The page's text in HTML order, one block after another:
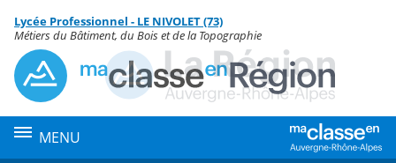
Menu de la rubrique
Contenu
Lycée Professionnel - LE NIVOLET (73)
Métiers du Bâtiment, du Bois et de la Topographie
MENU